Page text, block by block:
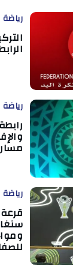
رياضة
رياضة
رياضة
قرعة